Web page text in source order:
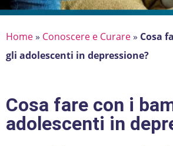
Home» Conoscere e Curare» Cosa
gli adolescenti in depressione?
Cosa fare con i
adolescenti in